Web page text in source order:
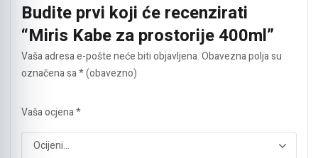
Budite prvi koji će recenzirati
“Miris Kabe za prostorije 400ml”
Vaša adresa e-pošte neće biti objavljena.Obavezna polja su
označena sa* (obavezno)
Vaša ocjena*